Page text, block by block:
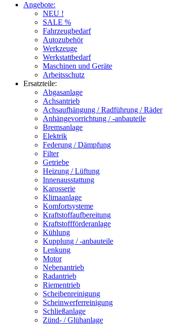
Angebote:
NEU !
SALE %
Fahrzeugbedarf
Autozubehör
Werkzeuge
Werkstattbedarf
Maschinen und Geräte
Arbeitsschutz
Ersatzteile:
Abgasanlage
Achsantrieb
Achsaufhängung / Radführung / Räder
Anhängevorrichtung / -anbauteile
Bremsanlage
Elektrik
Federung / Dämpfung
Filter
Getriebe
Heizung / Lüftung
Innenausstattung
Karosserie
Klimaanlage
Komfortsysteme
Kraftstoffaufbereitung
Kraftstoffförderanlage
Kühlung
Kupplung / -anbauteile
Lenkung
Motor
Nebenantrieb
Radantrieb
Riementrieb
Scheibenreinigung
Scheinwerferreinigung
Schließanlage
Zünd- / Glühanlage